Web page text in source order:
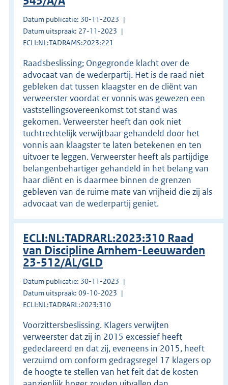
Datum publicatie: 30-11-2023
Datum uitspraak: 27-11-2023
ECLI:NL:TADRAMS:2023:221
Raadsbeslissing; Ongegronde klacht over de
advocaat van de wederpartij. Het is de raad niet
gebleken dat tussen klaagster en de cliënt van
verweerster voordat er vonnis was gewezen een
vaststellingsovereenkomst tot stand was
gekomen. Verweerster heeft dan ook niet
tuchtrechtelijk verwijtbaar gehandeld door het
vonnis aan klaagster te laten betekenen en ten
uitvoer te leggen. Verweerster heeft als partijdige
belangenbehartiger gehandeld in het belang van
haar cliënt en is daarmee binnen de grenzen
gebleven van de ruime mate van vrijheid die zij als
advocaat van de wederpartij geniet.
ECLI:NL:TADRARL:2023:310 Raad
van Discipline Arnhem-Leeuwarden
23-512/AL/GLD
Datum publicatie: 30-11-2023
Datum uitspraak: 09-10-2023
ECLI:NL:TADRARL:2023:310
Voorzittersbeslissing. Klagers verwijten
verweerster dat zij in 2015 excessief heeft
gedeclareerd en dat zij, eveneens in 2015, heeft
verzuimd om conform gedragsregel 17 klagers op
de hoogte te stellen van het feit dat de kosten